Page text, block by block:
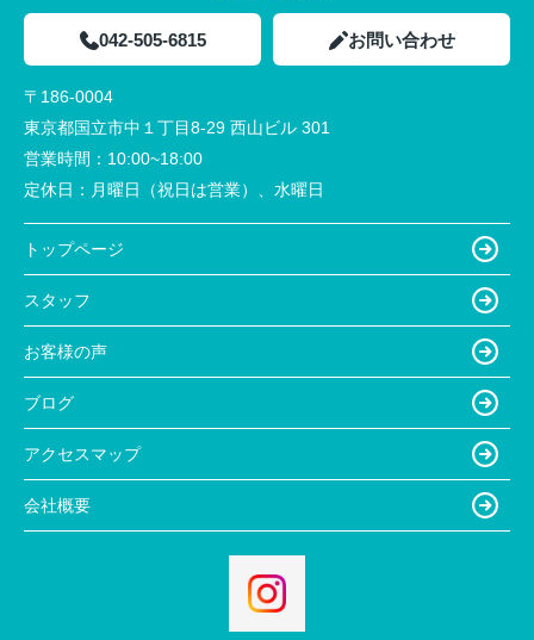
042-505-6815 お問い合わせ
〒186-0004
東京都国立市中１丁目8-29 西山ビル 301
営業時間： 10:00~18:00
定休日： 月曜日（祝日は営業）、水曜日
トップページ
スタッフ
お客様の声
ブログ
アクセスマップ
会社概要